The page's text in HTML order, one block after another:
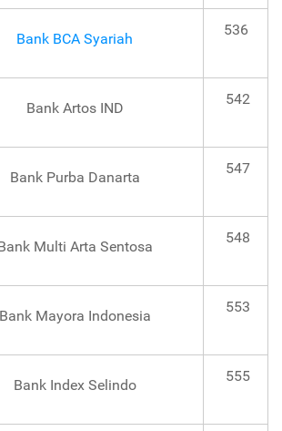
Bank BCA Syariah
536
Bank Artos IND
542
Bank Purba Danarta
547
Multi Arta Sentosa
548
Bank Mayora Indonesia
553
Bank Index Selindo
555